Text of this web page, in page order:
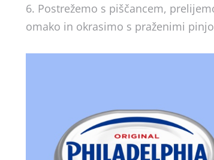
6. Postrežemo s piščancem,
omako in okrasimo s praženimi